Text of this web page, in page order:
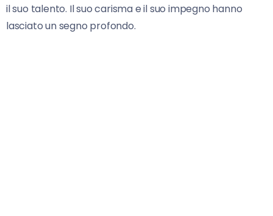
il suo talento. Il suo carisma e il suo impegno hanno
lasciato un segno profondo.